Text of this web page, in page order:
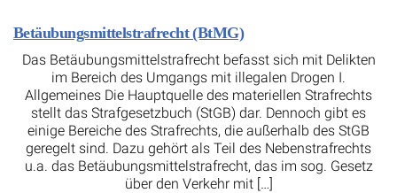
Betäubungsmittelstrafrecht (BtMG)
Das Betäubungsmittelstrafrecht befasst sich mit Delikten
im Bereich des Umgangs mit illegalen Drogen I.
Allgemeines Die Hauptquelle des materiellen Strafrechts
stellt das Strafgesetzbuch (StGB) dar. Dennoch gibt es
einige Bereiche des Strafrechts, die außerhalb des StGB
geregelt sind. Dazu gehört als Teil des Nebenstrafrechts
u.a. das Betäubungsmittelstrafrecht, das im sog. Gesetz
über den Verkehr mit […]